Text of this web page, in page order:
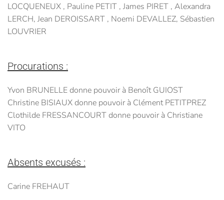
LOCQUENEUX , Pauline PETIT , James PIRET , Alexandra
LERCH, Jean DEROISSART , Noemi DEVALLEZ, Sébastien
LOUVRIER
Procurations :
Yvon BRUNELLE donne pouvoir à Benoît GUIOST
Christine BISIAUX donne pouvoir à Clément PETITPREZ
Clothilde FRESSANCOURT donne pouvoir à Christiane
VITO
Absents excusés :
Carine FREHAUT